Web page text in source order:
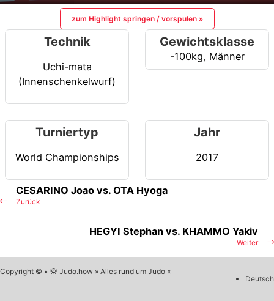
zum Highlight springen / vorspulen »
Technik
Uchi-mata
(Innenschenkelwurf)
Gewichtsklasse
-100kg, Männer
Turniertyp
World Championships
Jahr
2017
Zurück
CESARINO Joao vs. OTA Hyoga
Weiter
HEGYI Stephan vs. KHAMMO Yakiv
Copyright © • 🥋 Judo.how » Alles rund um Judo «
Deutsch